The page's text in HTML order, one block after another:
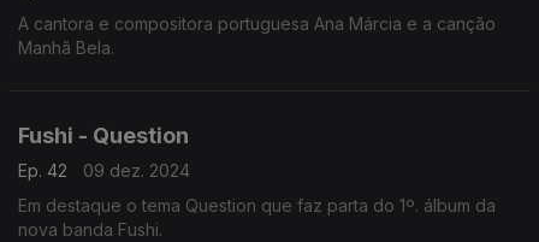
A cantora e compositora portuguesa Ana Márcia e a canção
Manhã Bela.
Fushi - Question
Ep. 42
09 dez. 2024
Em destaque o tema Question que faz parta do 1º. álbum da
nova banda Fushi.